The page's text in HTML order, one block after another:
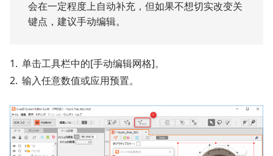
会在一定程度上自动补充，但如果不想切实改变关
键点，建议手动编辑。
单击工具栏中的[手动编辑网格]。
输入任意数值或应用预置。